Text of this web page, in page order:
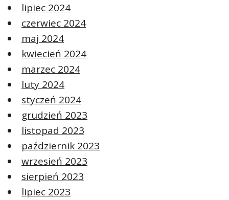
lipiec 2024
czerwiec 2024
maj 2024
kwiecień 2024
marzec 2024
luty 2024
styczeń 2024
grudzień 2023
listopad 2023
październik 2023
wrzesień 2023
sierpień 2023
lipiec 2023